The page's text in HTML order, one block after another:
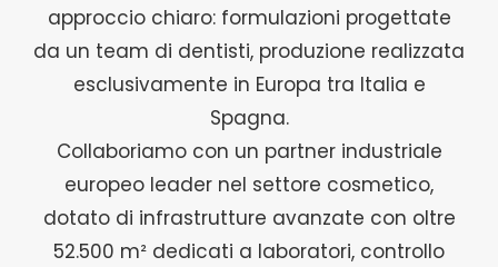
approccio chiaro: formulazioni progettate
da un team di dentisti, produzione realizzata
esclusivamente in Europa tra Italia e
Spagna.
Collaboriamo con un partner industriale
europeo leader nel settore cosmetico,
dotato di infrastrutture avanzate con oltre
52.500 m² dedicati a laboratori, controllo